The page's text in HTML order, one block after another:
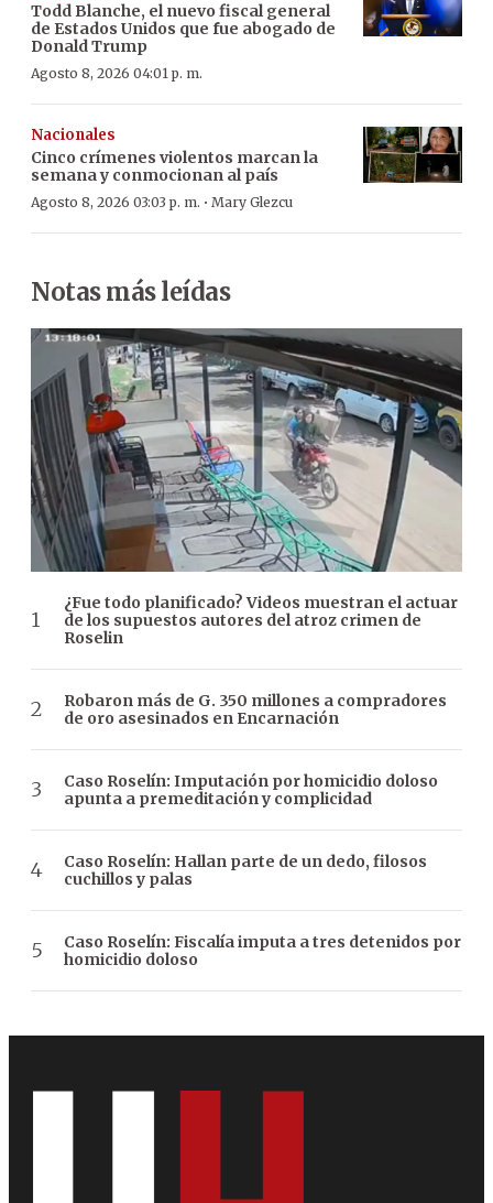
Todd Blanche, el nuevo fiscal general
de Estados Unidos que fue abogado de
Donald Trump
Agosto 8, 2026 04:01 p. m.
Nacionales
Cinco crímenes violentos marcan la
semana y conmocionan al país
Agosto 8, 2026 03:03 p. m. · Mary Glezcu
Notas más leídas
¿Fue todo planificado? Videos muestran el actuar
de los supuestos autores del atroz crimen de
Roselin
Robaron más de G. 350 millones a compradores
de oro asesinados en Encarnación
Caso Roselín: Imputación por homicidio doloso
apunta a premeditación y complicidad
Caso Roselín: Hallan parte de un dedo, filosos
cuchillos y palas
Caso Roselín: Fiscalía imputa a tres detenidos por
homicidio doloso